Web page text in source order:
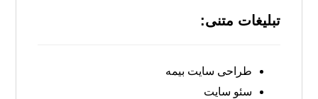
تبلیغات متنی:
طراحی سایت بیمه
سئو سایت